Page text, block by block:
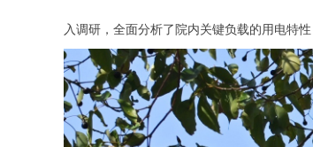
入调研，全面分析了院内关键负载的用电特